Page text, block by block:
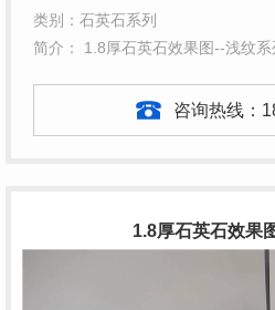
类别：石英石系列
简介： 1.8厚石英石效果图--浅纹系
咨询热线：
1.8厚石英石效果